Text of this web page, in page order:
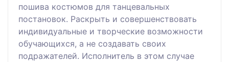
пошива костюмов для танцевальных
постановок. Раскрыть и совершенствовать
индивидуальные и творческие возможности
обучающихся, а не создавать своих
подражателей. Исполнитель в этом случае